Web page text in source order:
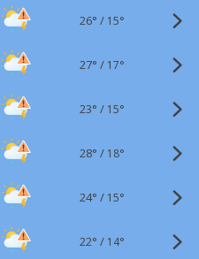
26° / 15°
27° / 17°
23° / 15°
28° / 18°
24° / 15°
22° / 14°